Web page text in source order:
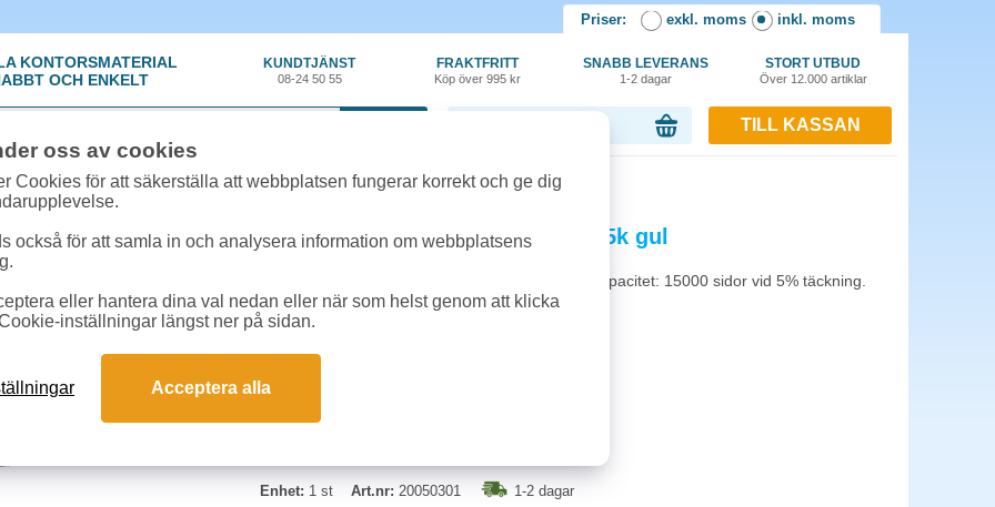
Priser: exkl. moms inkl. moms
KONTORSMATERIAL
OCH ENKELT
KUNDTJÄNST
08-24 50 55
FRAKTFRITT
Köp över 995 kr
SNABB LEVERANS
1-2 dagar
STORT UTBUD
Över 12.000 artiklar
TILL KASSAN
Förbrukning»Toner kompatibla» Toner NO Samsung CLT-Y804S 15k gul
Toner NO Samsung CLT-Y804S 15k gul
Miljötoner motsvarande Samsung CLT-Y804S. Kapacitet: 15000 sidor vid 5% täckning.
Färg: gul
Enhet: 1 st Art.nr: 20050301 1-2 dagar
oss av cookies
Cookies för att säkerställa att webbplatsen fungerar korrekt och ge dig
också för att samla in och analysera information om webbplatsens
eller hantera dina val nedan eller när som helst genom att klicka
inställningar längst ner på sidan.
Acceptera alla